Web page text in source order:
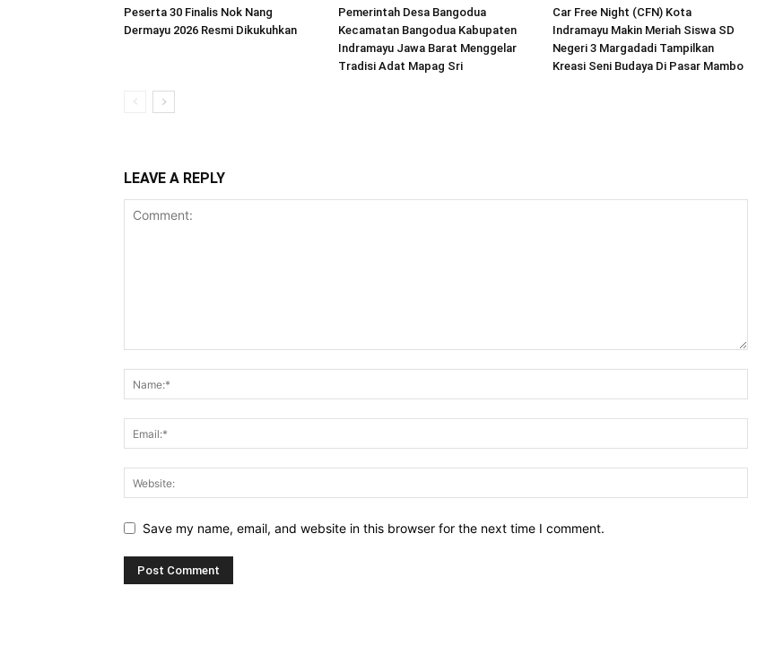
Peserta 30 Finalis Nok Nang
Dermayu 2026 Resmi Dikukuhkan
Pemerintah Desa Bangodua
Kecamatan Bangodua Kabupaten
Indramayu Jawa Barat Menggelar
Tradisi Adat Mapag Sri
Car Free Night (CFN) Kota
Indramayu Makin Meriah Siswa SD
Negeri 3 Margadadi Tampilkan
Kreasi Seni Budaya Di Pasar Mambo
LEAVE A REPLY
Save my name, email, and website in this browser for the next time I comment.